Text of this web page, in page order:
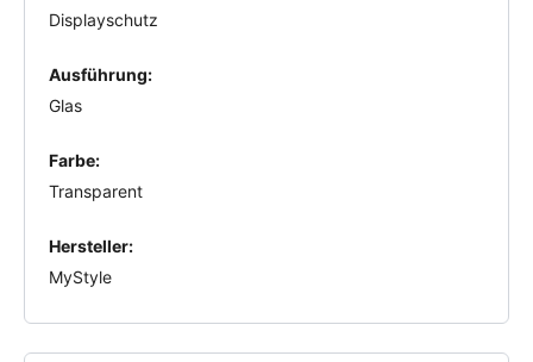
Displayschutz
Ausführung:
Glas
Farbe:
Transparent
Hersteller:
MyStyle